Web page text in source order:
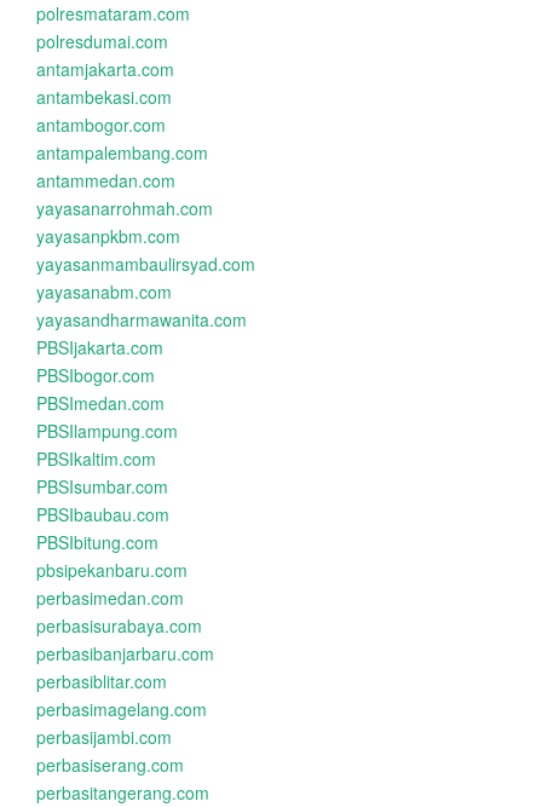
polresmataram.com
polresdumai.com
antamjakarta.com
antambekasi.com
antambogor.com
antampalembang.com
antammedan.com
yayasanarrohmah.com
yayasanpkbm.com
yayasanmambaulirsyad.com
yayasanabm.com
yayasandharmawanita.com
PBSIjakarta.com
PBSIbogor.com
PBSImedan.com
PBSIlampung.com
PBSIkaltim.com
PBSIsumbar.com
PBSIbaubau.com
PBSIbitung.com
pbsipekanbaru.com
perbasimedan.com
perbasisurabaya.com
perbasibanjarbaru.com
perbasiblitar.com
perbasimagelang.com
perbasijambi.com
perbasiserang.com
perbasitangerang.com